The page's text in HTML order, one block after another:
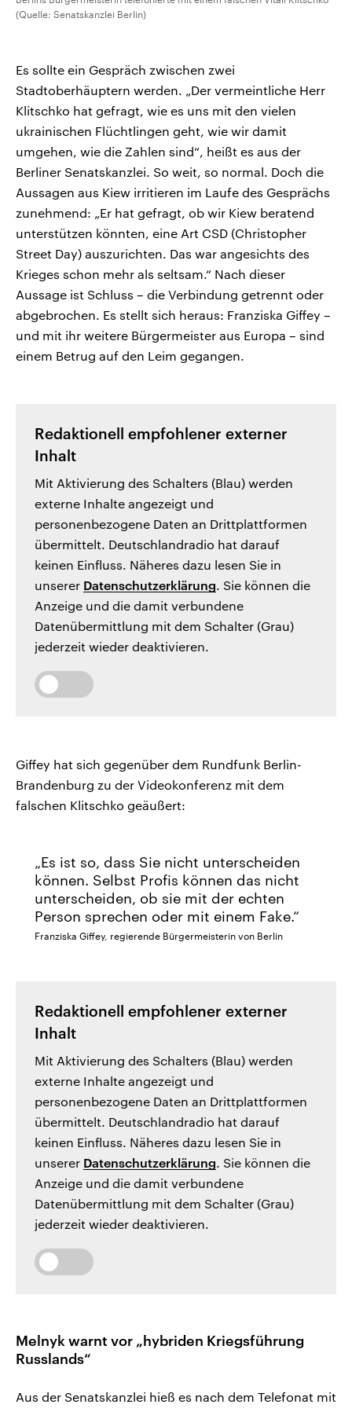
(Quelle: Senatskanzlei Berlin)
Es sollte ein Gespräch zwischen zwei
Stadtoberhäuptern werden. „Der vermeintliche Herr
Klitschko hat gefragt, wie es uns mit den vielen
ukrainischen Flüchtlingen geht, wie wir damit
umgehen, wie die Zahlen sind“, heißt es aus der
Berliner Senatskanzlei. So weit, so normal. Doch die
Aussagen aus Kiew irritieren im Laufe des Gesprächs
zunehmend: „Er hat gefragt, ob wir Kiew beratend
unterstützen könnten, eine Art CSD (Christopher
Street Day) auszurichten. Das war angesichts des
Krieges schon mehr als seltsam.“ Nach dieser
Aussage ist Schluss – die Verbindung getrennt oder
abgebrochen. Es stellt sich heraus: Franziska Giffey –
und mit ihr weitere Bürgermeister aus Europa – sind
einem Betrug auf den Leim gegangen.
Redaktionell empfohlener externer
Inhalt
Mit Aktivierung des Schalters (Blau) werden
externe Inhalte angezeigt und
personenbezogene Daten an Drittplattformen
übermittelt. Deutschlandradio hat darauf
keinen Einfluss. Näheres dazu lesen Sie in
unserer Datenschutzerklärung. Sie können die
Anzeige und die damit verbundene
Datenübermittlung mit dem Schalter (Grau)
jederzeit wieder deaktivieren.
Giffey hat sich gegenüber dem Rundfunk Berlin-
Brandenburg zu der Videokonferenz mit dem
falschen Klitschko geäußert:
Es ist so, dass Sie nicht unterscheiden
können. Selbst Profis können das nicht
unterscheiden, ob sie mit der echten
Person sprechen oder mit einem Fake.
Franziska Giffey, regierende Bürgermeisterin von Berlin
Redaktionell empfohlener externer
Inhalt
Mit Aktivierung des Schalters (Blau) werden
externe Inhalte angezeigt und
personenbezogene Daten an Drittplattformen
übermittelt. Deutschlandradio hat darauf
keinen Einfluss. Näheres dazu lesen Sie in
unserer Datenschutzerklärung. Sie können die
Anzeige und die damit verbundene
Datenübermittlung mit dem Schalter (Grau)
jederzeit wieder deaktivieren.
Melnyk warnt vor „hybriden Kriegsführung
Russlands“
Aus der Senatskanzlei hieß es nach dem Telefonat mit